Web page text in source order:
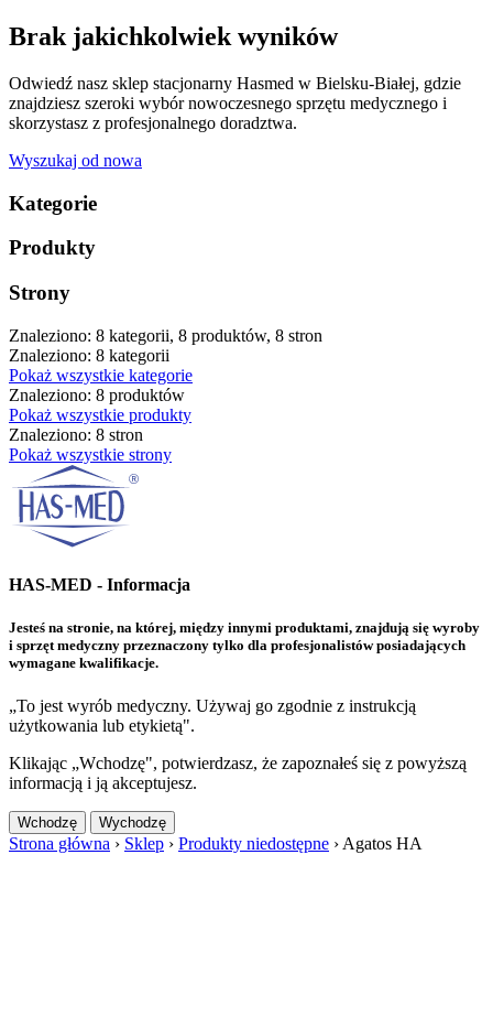
Brak jakichkolwiek wyników
Odwiedź nasz sklep stacjonarny Hasmed w Bielsku-Białej, gdzie
znajdziesz szeroki wybór nowoczesnego sprzętu medycznego i
skorzystasz z profesjonalnego doradztwa.
Wyszukaj od nowa
Kategorie
Produkty
Strony
Znaleziono: 8 kategorii, 8 produktów, 8 stron
Znaleziono: 8 kategorii
Pokaż wszystkie kategorie
Znaleziono: 8 produktów
Pokaż wszystkie produkty
Znaleziono: 8 stron
Pokaż wszystkie strony
HAS-MED - Informacja
Jesteś na stronie, na której, między innymi produktami, znajdują się wyroby
i sprzęt medyczny przeznaczony tylko dla profesjonalistów posiadających
wymagane kwalifikacje.
„To jest wyrób medyczny. Używaj go zgodnie z instrukcją
użytkowania lub etykietą".
Klikając „Wchodzę", potwierdzasz, że zapoznałeś się z powyższą
informacją i ją akceptujesz.
Wchodzę Wychodzę
Strona główna › Sklep › Produkty niedostępne › Agatos HA